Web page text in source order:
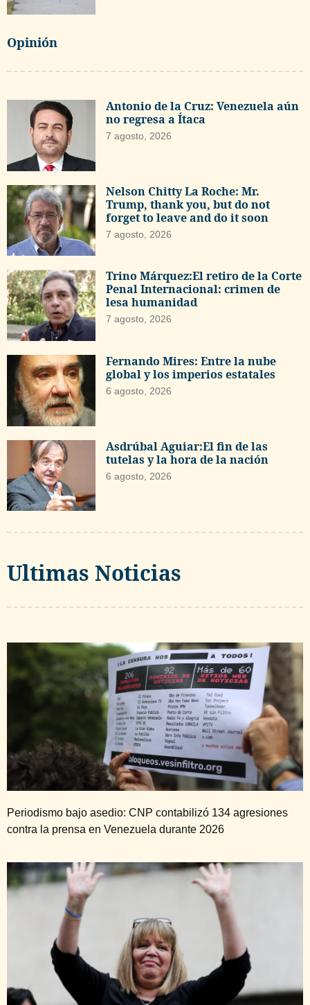
Opinión
Antonio de la Cruz: Venezuela aún
no regresa a Ítaca
7 agosto, 2026
Nelson Chitty La Roche: Mr.
Trump, thank you, but do not
forget to leave and do it soon
7 agosto, 2026
Trino Márquez:El retiro de la Corte
Penal Internacional: crimen de
lesa humanidad
7 agosto, 2026
Fernando Mires: Entre la nube
global y los imperios estatales
6 agosto, 2026
Asdrúbal Aguiar:El fin de las
tutelas y la hora de la nación
6 agosto, 2026
Ultimas Noticias
Periodismo bajo asedio: CNP contabilizó 134 agresiones
contra la prensa en Venezuela durante 2026